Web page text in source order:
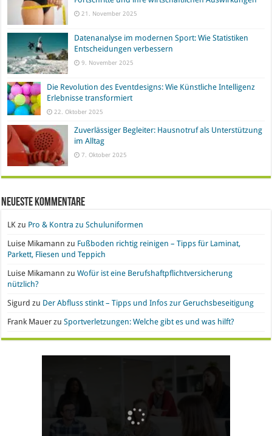
21. November 2025
Datenanalyse im modernen Sport: Wie Statistiken
Entscheidungen verbessern
9. November 2025
Die Revolution des Eventdesigns: Wie Künstliche Intelligenz
Erlebnisse transformiert
22. Oktober 2025
Zuverlässiger Begleiter: Hausnotruf als Unterstützung
im Alltag
7. Oktober 2025
Neueste Kommentare
LK zu Pro & Kontra zu Schuluniformen
Luise Mikamann zu Fußboden richtig reinigen – Tipps für Laminat,
Parkett, Fliesen und Teppich
Luise Mikamann zuWofür ist eine Berufshaftpflichtversicherung
nützlich?
Sigurd zu Der Abfluss stinkt – Tipps und Infos zur Geruchsbeseitigung
Frank Mauer zuSportverletzungen: Welche gibt es und was hilft?